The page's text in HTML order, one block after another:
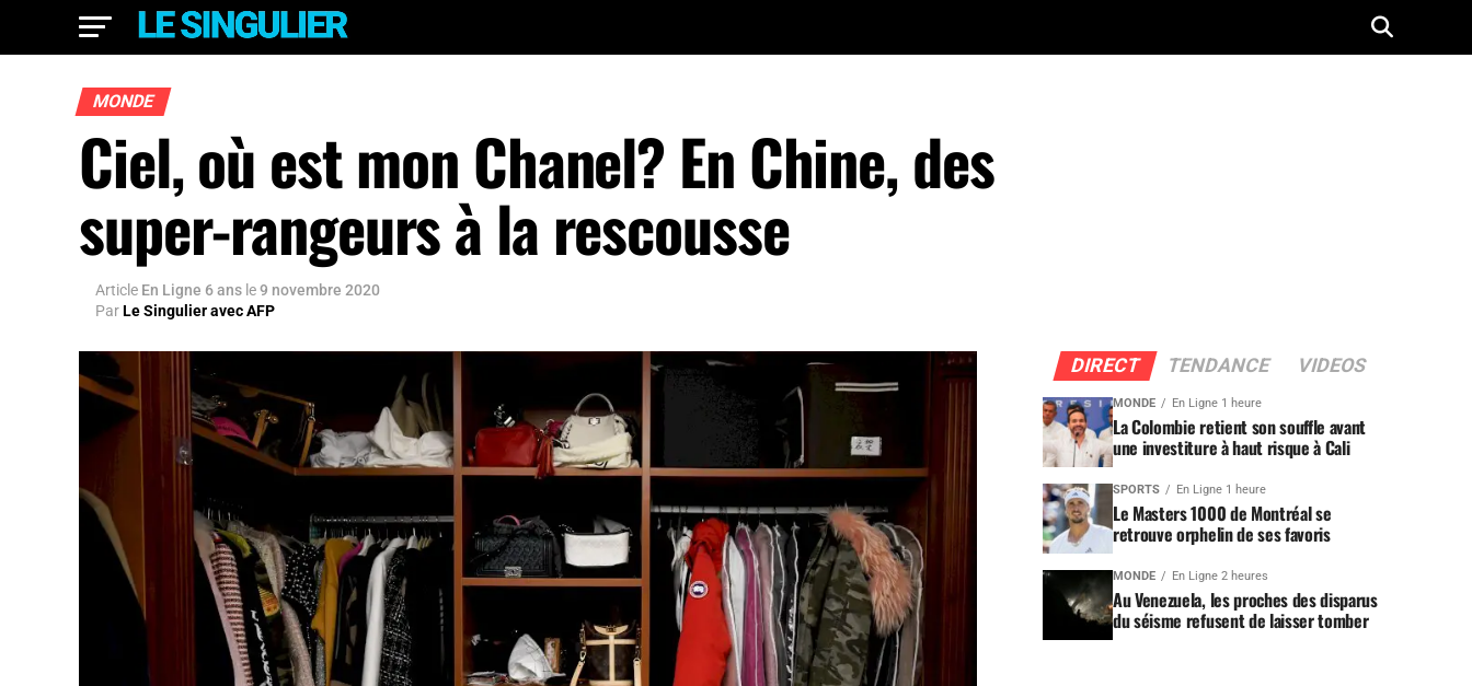
MONDE
Ciel, où est mon Chanel? En Chine, des
super-rangeurs à la rescousse
Article En Ligne 6 ans le9 novembre 2020
ParLe Singulier avec AFP
DIRECT TENDANCE VIDEOS
MONDE En Ligne 1 heure
La Colombie retient son souffle avant
une investiture à haut risque à Cali
SPORTS En Ligne 1 heure
Le Masters 1000 de Montréal se
retrouve orphelin de ses favoris
MONDE En Ligne 2 heures
Au Venezuela, les proches des disparus
du séisme refusent de laisser tomber